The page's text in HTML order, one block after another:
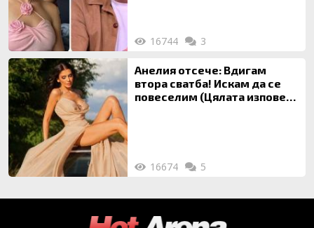
16744 3
Анелия отсече: Вдигам
втора сватба! Искам да се
повеселим (Цялата изповед
16674 5